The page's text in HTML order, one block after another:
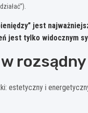
jest
jest tylko widocznym
estetyczny i